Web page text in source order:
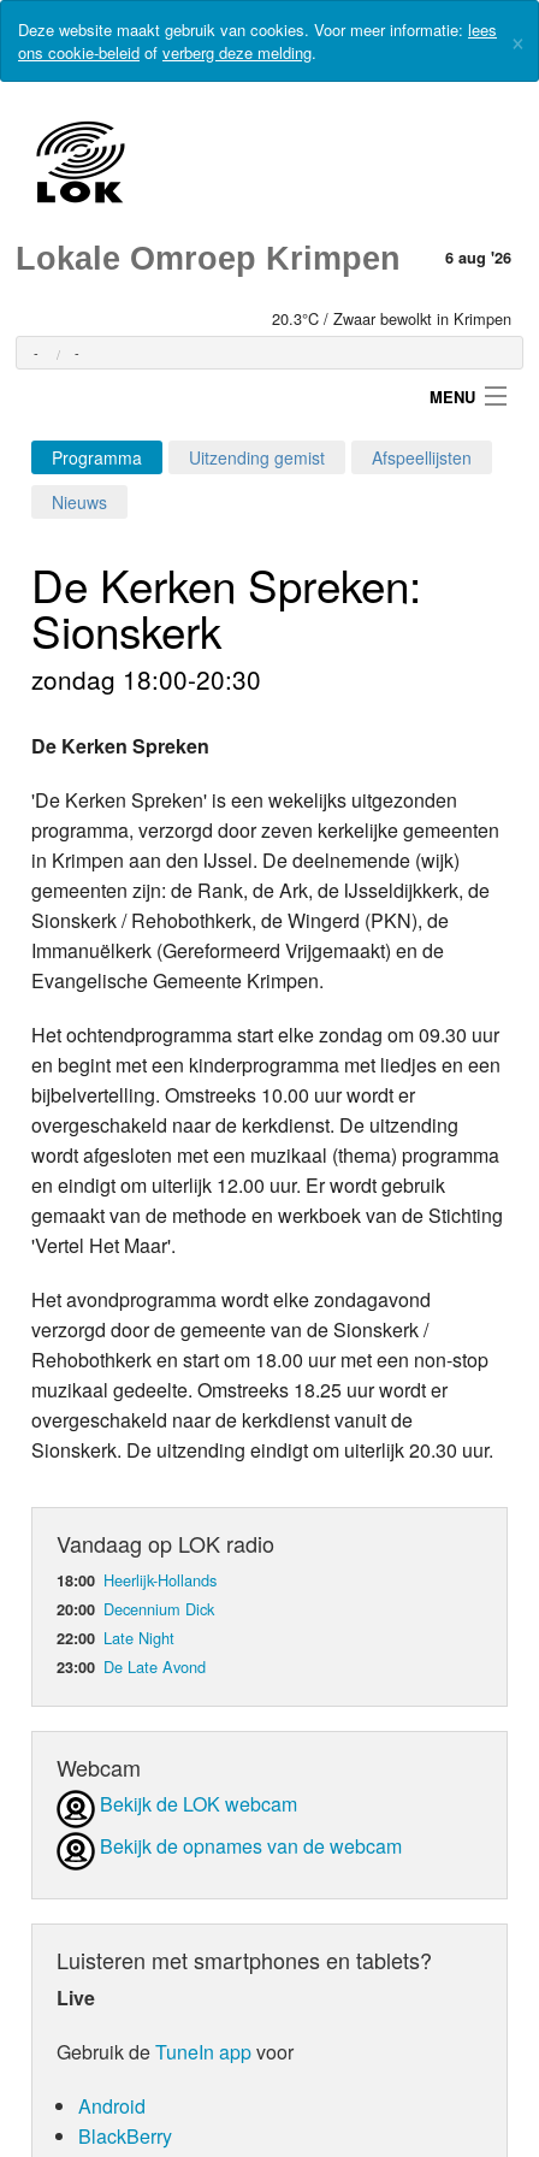
Deze website maakt gebruik van cookies. Voor meer informatie: lees
ons cookie-beleid of verberg deze melding. ×
Lokale Omroep Krimpen 6 aug '26
20.3°C / Zwaar bewolkt in Krimpen
- -
MENU
Login
Programma's
Webcam
Info
Programma Uitzending gemist
Afspeellijsten
Nieuws
De Kerken Spreken:
Sionskerk
zondag 18:00-20:30
De Kerken Spreken
'De Kerken Spreken' is een wekelijks uitgezonden
programma, verzorgd door zeven kerkelijke gemeenten
in Krimpen aan den IJssel. De deelnemende (wijk)
gemeenten zijn: de Rank, de Ark, de IJsseldijkkerk, de
Sionskerk / Rehobothkerk, de Wingerd (PKN), de
Immanuëlkerk (Gereformeerd Vrijgemaakt) en de
Evangelische Gemeente Krimpen.
Het ochtendprogramma start elke zondag om 09.30 uur
en begint met een kinderprogramma met liedjes en een
bijbelvertelling. Omstreeks 10.00 uur wordt er
overgeschakeld naar de kerkdienst. De uitzending
wordt afgesloten met een muzikaal (thema) programma
en eindigt om uiterlijk 12.00 uur. Er wordt gebruik
gemaakt van de methode en werkboek van de Stichting
'Vertel Het Maar'.
Het avondprogramma wordt elke zondagavond
verzorgd door de gemeente van de Sionskerk /
Rehobothkerk en start om 18.00 uur met een non-stop
muzikaal gedeelte. Omstreeks 18.25 uur wordt er
overgeschakeld naar de kerkdienst vanuit de
Sionskerk. De uitzending eindigt om uiterlijk 20.30 uur.
Vandaag op LOK radio
18:00 Heerlijk-Hollands
20:00 Decennium Dick
22:00 Late Night
23:00 De Late Avond
Webcam
Bekijk de LOK webcam
Bekijk de opnames van de webcam
Luisteren met smartphones en tablets?
Live
Gebruik deTuneIn appvoor
Android
BlackBerry